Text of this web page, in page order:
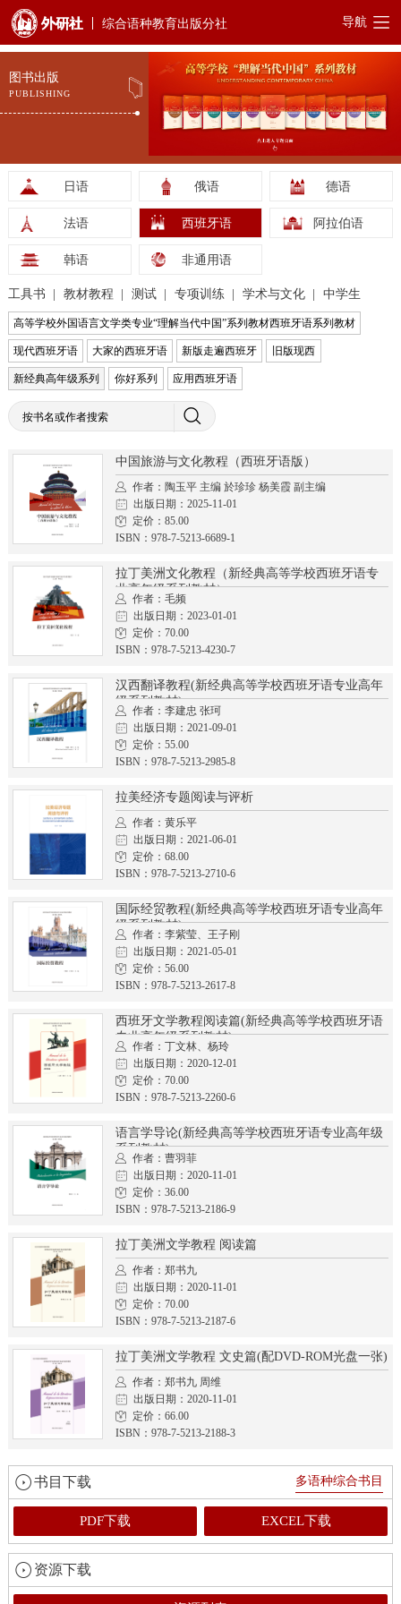
综合语种教育出版分社 导航
图书出版
PUBLISHING
日语 俄语 德语
法语 西班牙语 阿拉伯语
韩语 非通用语
工具书 教材教程 测试 专项训练 学术与文化 中学生
高等学校外国语言文学类专业“理解当代中国”系列教材西班牙语系列教材
现代西班牙语 大家的西班牙语 新版走遍西班牙 旧版现西
新经典高年级系列 你好系列 应用西班牙语
中国旅游与文化教程（西班牙语版）
作者：陶玉平 主编 於珍珍 杨美霞 副主编
出版日期：2025-11-01
定价：85.00
ISBN：978-7-5213-6689-1
拉丁美洲文化教程（新经典高等学校西班牙语专
业高年级系列教材）
作者：毛频
出版日期：2023-01-01
定价：70.00
ISBN：978-7-5213-4230-7
汉西翻译教程(新经典高等学校西班牙语专业高年
级系列教材)
作者：李建忠 张珂
出版日期：2021-09-01
定价：55.00
ISBN：978-7-5213-2985-8
拉美经济专题阅读与评析
作者：黄乐平
出版日期：2021-06-01
定价：68.00
ISBN：978-7-5213-2710-6
国际经贸教程(新经典高等学校西班牙语专业高年
级系列教材)
作者：李紫莹、王子刚
出版日期：2021-05-01
定价：56.00
ISBN：978-7-5213-2617-8
西班牙文学教程阅读篇(新经典高等学校西班牙语
专业高年级系列教材)
作者：丁文林、杨玲
出版日期：2020-12-01
定价：70.00
ISBN：978-7-5213-2260-6
语言学导论(新经典高等学校西班牙语专业高年级
系列教材)
作者：曹羽菲
出版日期：2020-11-01
定价：36.00
ISBN：978-7-5213-2186-9
拉丁美洲文学教程 阅读篇
作者：郑书九
出版日期：2020-11-01
定价：70.00
ISBN：978-7-5213-2187-6
拉丁美洲文学教程 文史篇(配DVD-ROM光盘一张)
作者：郑书九 周维
出版日期：2020-11-01
定价：66.00
ISBN：978-7-5213-2188-3
书目下载 多语种综合书目
PDF下载 EXCEL下载
资源下载